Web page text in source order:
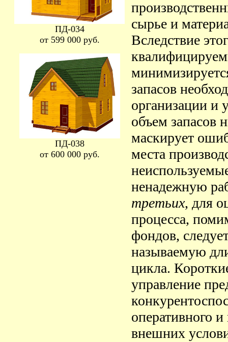
ПД-034
от 599 000 руб.
ПД-038
от 600 000 руб.
сырье и
Вследствие
запасов
организации и
объем запасов
маскирует
места
ненадежную
третьих, для
процесса,
фондов,
называемую
цикла.
управление
оперативного
внешних